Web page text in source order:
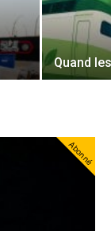
Quand
Abonné